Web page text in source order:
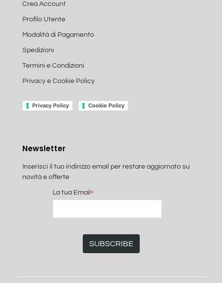
Crea Account
Profilo Utente
Modalità di Pagamento
Spedizioni
Termini e Condizioni
Privacy e Cookie Policy
Privacy Policy Cookie Policy
Newsletter
Inserisci il tuo indirizzo email per restare aggiornato su
novità e offerte
La tua Email *